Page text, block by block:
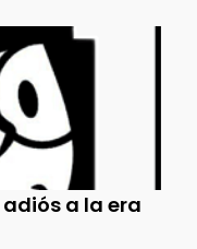
adiós a la era